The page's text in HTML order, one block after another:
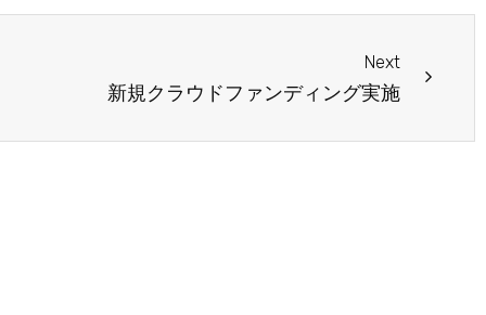
Next
新規クラウドファンディング実施